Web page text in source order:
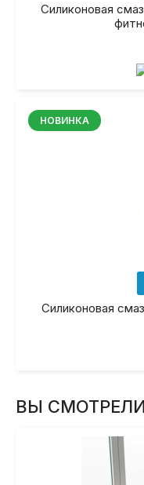
Силиконовая
НОВИНКА
Силиконовая
ВЫ СМОТРЕЛИ